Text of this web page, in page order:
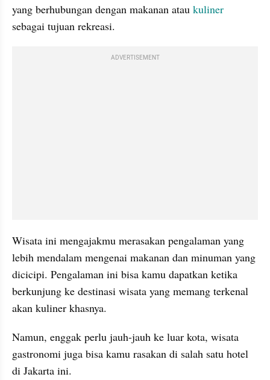
yang berhubungan dengan makanan atau kuliner
sebagai tujuan rekreasi.
ADVERTISEMENT
Wisata ini mengajakmu merasakan pengalaman yang
lebih mendalam mengenai makanan dan minuman yang
dicicipi. Pengalaman ini bisa kamu dapatkan ketika
berkunjung ke destinasi wisata yang memang terkenal
akan kuliner khasnya.
Namun, enggak perlu jauh-jauh ke luar kota, wisata
gastronomi juga bisa kamu rasakan di salah satu hotel
di Jakarta ini.